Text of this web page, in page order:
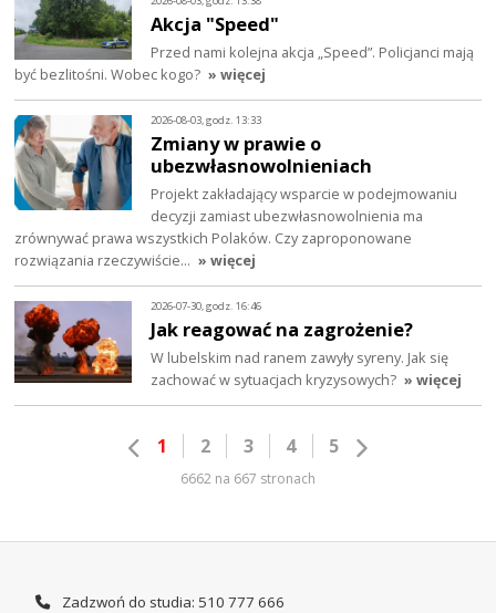
Akcja "Speed"
Przed nami kolejna akcja „Speed”. Policjanci mają
być bezlitośni. Wobec kogo? » więcej
2026-08-03, godz. 13:33
Zmiany w prawie o
ubezwłasnowolnieniach
Projekt zakładający wsparcie w podejmowaniu
decyzji zamiast ubezwłasnowolnienia ma
zrównywać prawa wszystkich Polaków. Czy zaproponowane
rozwiązania rzeczywiście… » więcej
2026-07-30, godz. 16:46
Jak reagować na zagrożenie?
W lubelskim nad ranem zawyły syreny. Jak się
zachować w sytuacjach kryzysowych? » więcej
1 2 3 4 5
6662 na 667 stronach
Zadzwoń do studia: 510 777 666